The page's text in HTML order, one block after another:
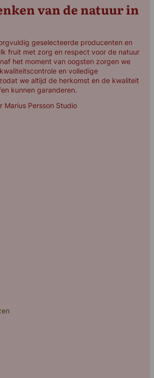
van de natuur in
geselecteerde producenten en
fruit met zorg en respect voor de natuur
het moment van oogsten zorgen we
en volledige
we altijd de herkomst en de kwaliteit
kunnen garanderen.